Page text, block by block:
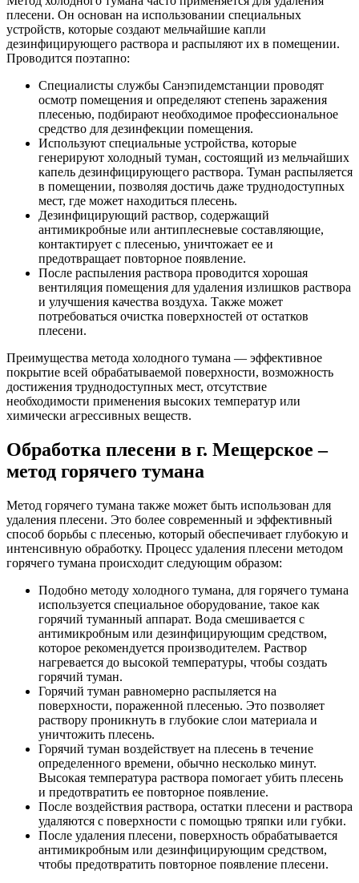
плесени. Он основан на использовании специальных
устройств, которые создают мельчайшие капли
дезинфицирующего раствора и распыляют их в помещении.
Проводится поэтапно:
Специалисты службы Санэпидемстанции проводят
осмотр помещения и определяют степень заражения
плесенью, подбирают необходимое профессиональное
средство для дезинфекции помещения.
Используют специальные устройства, которые
генерируют холодный туман, состоящий из мельчайших
капель дезинфицирующего раствора. Туман распыляется
в помещении, позволяя достичь даже труднодоступных
мест, где может находиться плесень.
Дезинфицирующий раствор, содержащий
антимикробные или антиплесневые составляющие,
контактирует с плесенью, уничтожает ее и
предотвращает повторное появление.
После распыления раствора проводится хорошая
вентиляция помещения для удаления излишков раствора
и улучшения качества воздуха. Также может
потребоваться очистка поверхностей от остатков
плесени.
Преимущества метода холодного тумана — эффективное
покрытие всей обрабатываемой поверхности, возможность
достижения труднодоступных мест, отсутствие
необходимости применения высоких температур или
химически агрессивных веществ.
Обработка плесени в г. Мещерское –
метод горячего тумана
Метод горячего тумана также может быть использован для
удаления плесени. Это более современный и эффективный
способ борьбы с плесенью, который обеспечивает глубокую и
интенсивную обработку. Процесс удаления плесени методом
горячего тумана происходит следующим образом:
Подобно методу холодного тумана, для горячего тумана
используется специальное оборудование, такое как
горячий туманный аппарат. Вода смешивается с
антимикробным или дезинфицирующим средством,
которое рекомендуется производителем. Раствор
нагревается до высокой температуры, чтобы создать
горячий туман.
Горячий туман равномерно распыляется на
поверхности, пораженной плесенью. Это позволяет
раствору проникнуть в глубокие слои материала и
уничтожить плесень.
Горячий туман воздействует на плесень в течение
определенного времени, обычно несколько минут.
Высокая температура раствора помогает убить плесень
и предотвратить ее повторное появление.
После воздействия раствора, остатки плесени и раствора
удаляются с поверхности с помощью тряпки или губки.
После удаления плесени, поверхность обрабатывается
антимикробным или дезинфицирующим средством,
чтобы предотвратить повторное появление плесени.